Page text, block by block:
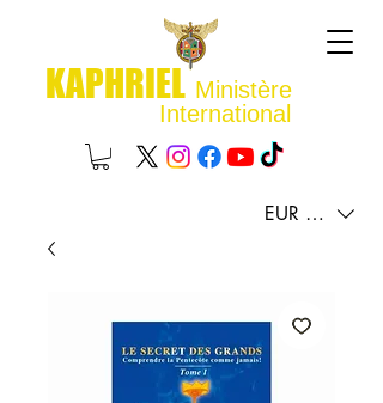
KAPHRIEL Ministère
International
EUR (€)